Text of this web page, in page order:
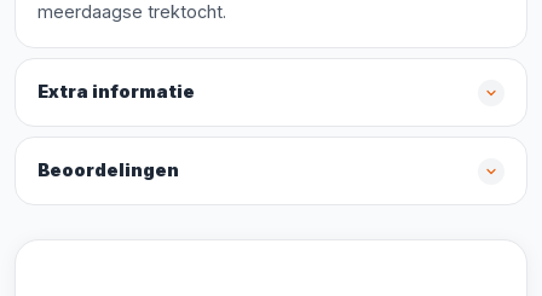
meerdaagse trektocht.
Extra informatie
Beoordelingen